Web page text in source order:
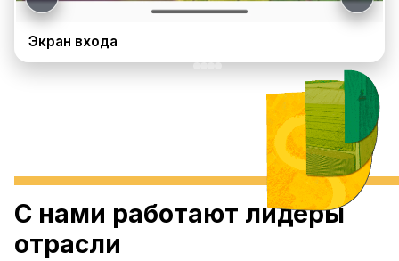
Экран входа
С нами работают лидеры
отрасли